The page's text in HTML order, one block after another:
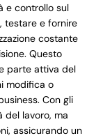
e controllo sul
testare e fornire
costante
Questo
parte attiva del
modifica o
Con gli
del lavoro, ma
assicurando un